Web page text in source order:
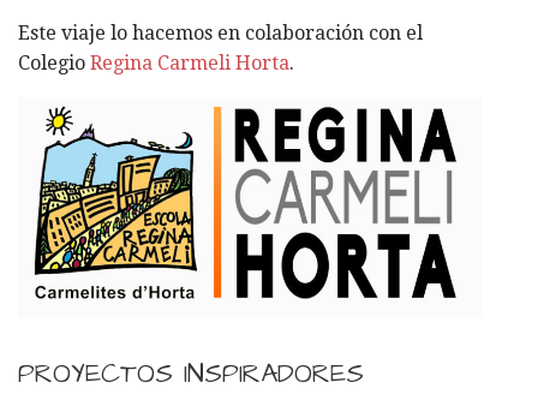
R
:
Este viaje lo hacemos en colaboración con el
Colegio Regina Carmeli Horta.
PROYECTOS INSPIRADORES